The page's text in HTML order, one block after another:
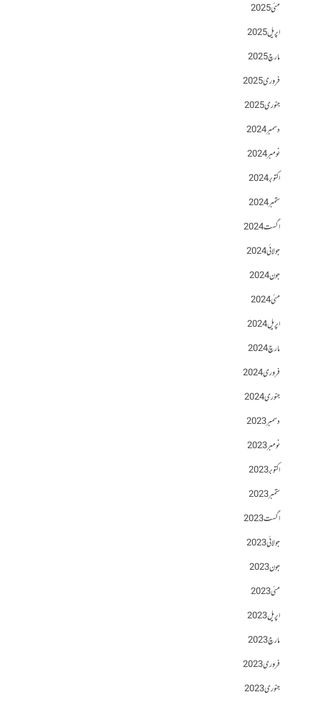
مئی 2025
اپریل 2025
مارچ 2025
فروری 2025
جنوری 2025
دسمبر 2024
نومبر 2024
اکتوبر 2024
ستمبر 2024
اگست 2024
جولائی 2024
جون 2024
مئی 2024
اپریل 2024
مارچ 2024
فروری 2024
جنوری 2024
دسمبر 2023
نومبر 2023
اکتوبر 2023
ستمبر 2023
اگست 2023
جولائی 2023
جون 2023
مئی 2023
اپریل 2023
مارچ 2023
فروری 2023
جنوری 2023